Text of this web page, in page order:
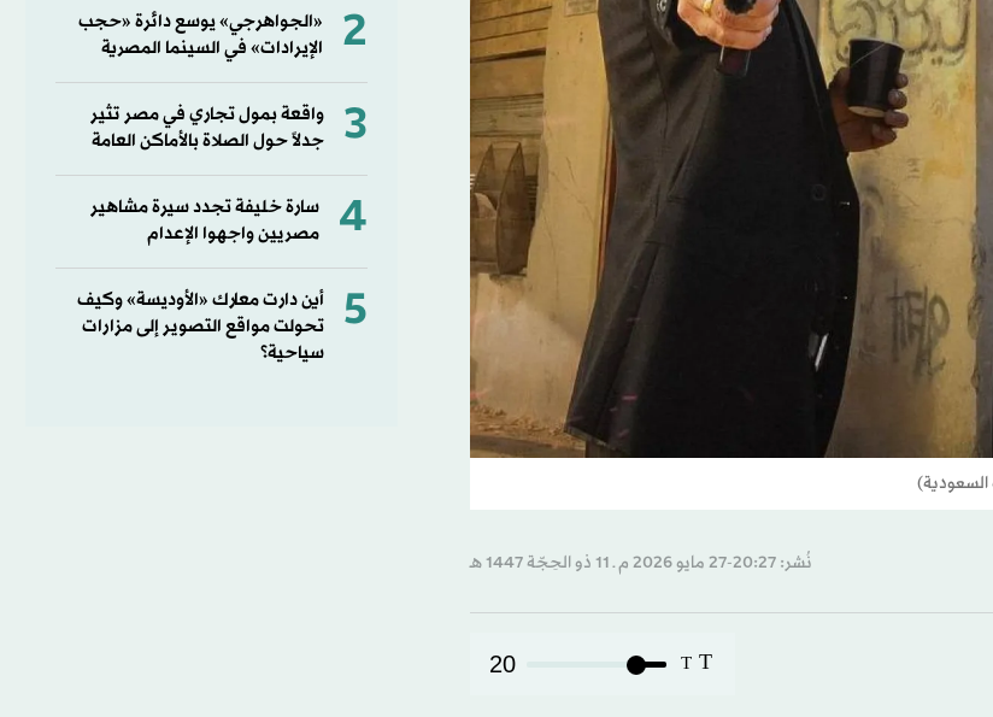
نُشر: 20:27-27 مايو 2026 م ـ 11 ذو الحِجّة 1447 هـ
T
T
20
2
«الجواهرجي» يوسع دائرة «حجب
الإيرادات» في السينما المصرية
3
واقعة بمول تجاري في مصر تثير
جدلاً حول الصلاة بالأماكن العامة
4
سارة خليفة تجدد سيرة مشاهير
مصريين واجهوا الإعدام
5
أين دارت معارك «الأوديسة» وكيف
تحولت مواقع التصوير إلى مزارات
سياحية؟